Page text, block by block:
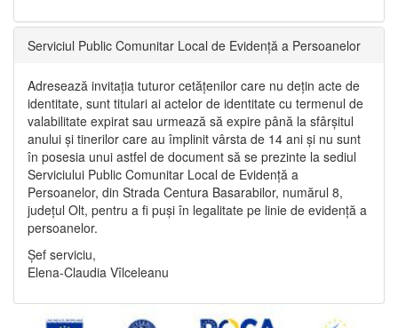
Serviciul Public Comunitar Local de Evidență a Persoanelor
Adresează invitația tuturor cetățenilor care nu dețin acte de
identitate, sunt titulari ai actelor de identitate cu termenul de
valabilitate expirat sau urmează să expire până la sfârșitul
anului și tinerilor care au împlinit vârsta de 14 ani și nu sunt
în posesia unui astfel de document să se prezinte la sediul
Serviciului Public Comunitar Local de Evidență a
Persoanelor, din Strada Centura Basarabilor, numărul 8,
județul Olt, pentru a fi puși în legalitate pe linie de evidență a
persoanelor.
Șef serviciu,
Elena-Claudia Vîlceleanu